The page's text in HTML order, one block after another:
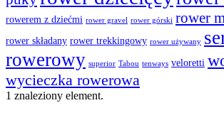
rowerem z dziećmi rower gravel rower górski rower
rower składany rower trekkingowy rower używany
rowerowy superior Tabou tenways veloretti
wycieczka rowerowa
1 znaleziony element.